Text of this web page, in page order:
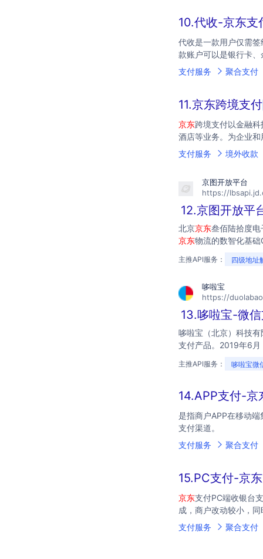
10.代收-京东支
代收是一款用户仅需
款账户可以是银行卡
支付服务
聚合支付
11.京东跨境支付
京东跨境支付以金融
酒店等业务。为企业
支付服务
境外收款
京图开放平台
https://
12.京图开放平
北京京东叁佰陆拾度
京东物流的数智化基
主推API服务： 四级地址
哆啦宝
https://
13.哆啦宝-微
哆啦宝（北京）科技
支付产品。2019年6月
主推API服务： 哆啦宝微
14.APP支付-京
是指商户APP在移动端
支付渠道。
支付服务
聚合支付
15.PC支付-京
京东支付PC端收银台
成，商户改动较小，
支付服务
聚合支付